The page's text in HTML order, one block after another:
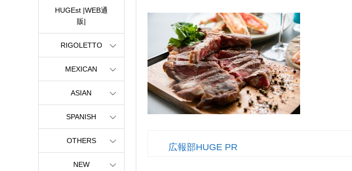
広報部HUGE PR
HUGEst |WEB通
販|
RIGOLETTO
MEXICAN
ASIAN
SPANISH
OTHERS
NEW